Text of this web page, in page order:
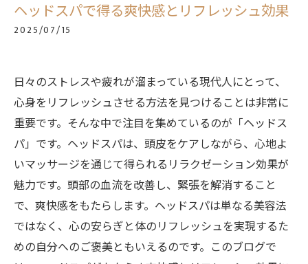
ヘッドスパで得る爽快感とリフレッシュ効果
2025/07/15
日々のストレスや疲れが溜まっている現代人にとって、
心身をリフレッシュさせる方法を見つけることは非常に
重要です。そんな中で注目を集めているのが「ヘッドス
パ」です。ヘッドスパは、頭皮をケアしながら、心地よ
いマッサージを通じて得られるリラクゼーション効果が
魅力です。頭部の血流を改善し、緊張を解消すること
で、爽快感をもたらします。ヘッドスパは単なる美容法
ではなく、心の安らぎと体のリフレッシュを実現するた
めの自分へのご褒美ともいえるのです。このブログで